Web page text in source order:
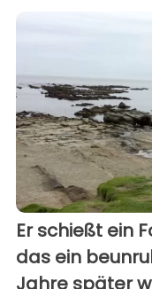
Er schießt ein
das ein
Jahre später